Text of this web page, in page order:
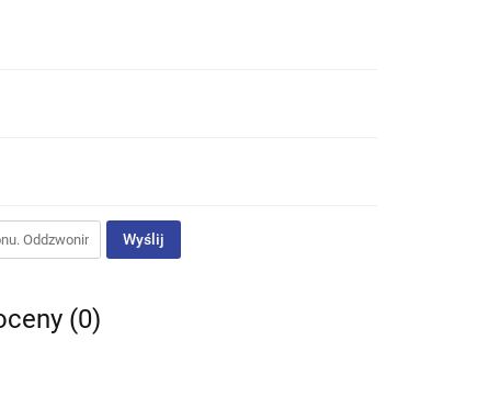
Wyślij
(0)